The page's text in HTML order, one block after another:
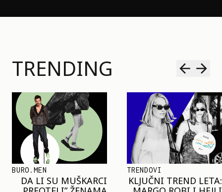
TRENDING
TRENDOVI
KLJUČNI TREND LETA:
SHOPPING
JOŠ JE RANO ZA JAKNE